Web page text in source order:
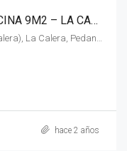
ALQUILO GALPON 396 M2 + OFICINA 9M2 – LA CALERA – CUESTA COLORADA
hace 2 años